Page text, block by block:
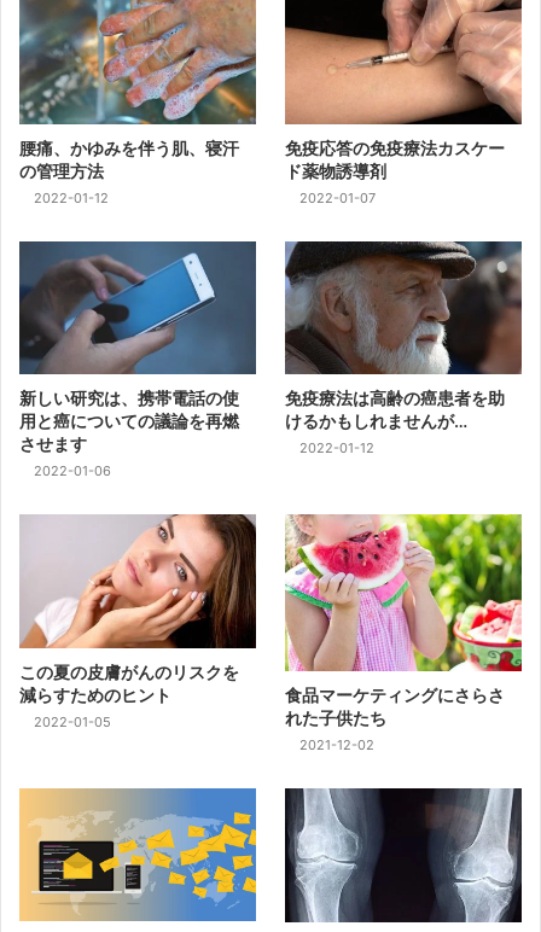
腰痛、かゆみを伴う肌、寝汗
の管理方法
2022-01-12
免疫応答の免疫療法カスケー
ド薬物誘導剤
2022-01-07
新しい研究は、携帯電話の使
用と癌についての議論を再燃
させます
2022-01-06
免疫療法は高齢の癌患者を助
けるかもしれませんが…
2022-01-12
この夏の皮膚がんのリスクを
減らすためのヒント
2022-01-05
食品マーケティングにさらさ
れた子供たち
2021-12-02